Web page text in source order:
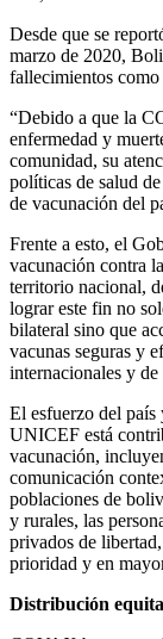
Desde que se
marzo de 2020,
fallecimientos
“Debido a que la
enfermedad y
comunidad, su
políticas de salud
de vacunación del
Frente a esto, el
vacunación contra
territorio nacional,
lograr este fin no
bilateral sino que
vacunas seguras y
internacionales y
El esfuerzo del país
UNICEF está
vacunación,
comunicación
poblaciones de
y rurales, las
privados de
prioridad y en
Distribución